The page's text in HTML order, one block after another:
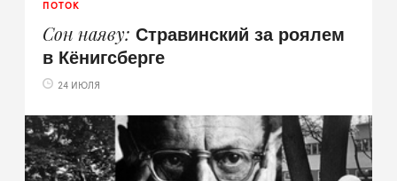
ПОТОК
Сон наяву Стравинский за роялем
в Кёнигсберге
24 ИЮЛЯ